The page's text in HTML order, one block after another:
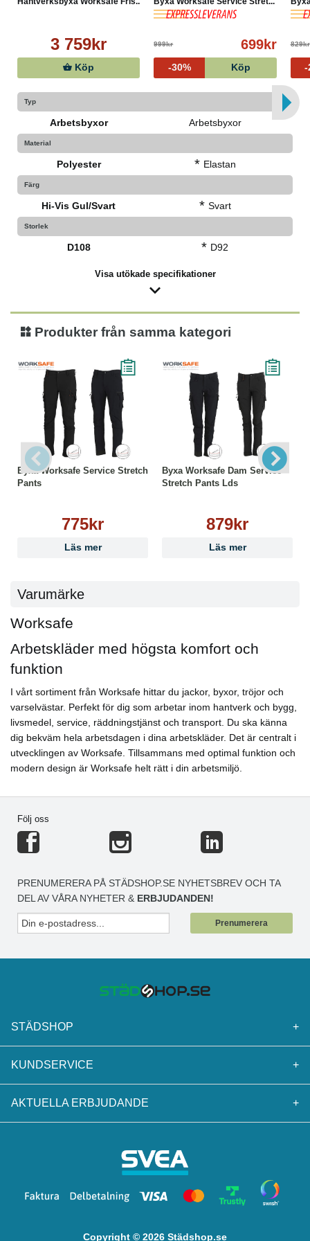
3 759kr
Köp
999kr 699kr
-30% Köp
829kr
-
Typ
Arbetsbyxor Arbetsbyxor
Material
Polyester * Elastan
Färg
Hi-Vis Gul/Svart * Svart
Storlek
D108 * D92
Visa utökade specifikationer
Produkter från samma kategori
Byxa Worksafe Service Stretch
Pants
775kr
Läs mer
Byxa Worksafe Dam Service
Stretch Pants Lds
879kr
Läs mer
Varumärke
Worksafe
Arbetskläder med högsta komfort och
funktion
I vårt sortiment från Worksafe hittar du jackor, byxor, tröjor och
varselvästar. Perfekt för dig som arbetar inom hantverk och bygg,
livsmedel, service, räddningstjänst och transport. Du ska känna
dig bekväm hela arbetsdagen i dina arbetskläder. Det är centralt i
utvecklingen av Worksafe. Tillsammans med optimal funktion och
modern design är Worksafe helt rätt i din arbetsmiljö.
Följ oss
PRENUMERERA PÅ STÄDSHOP.SE NYHETSBREV OCH TA
DEL AV VÅRA NYHETER & ERBJUDANDEN!
Prenumerera
STÄDSHOP +
KUNDSERVICE +
AKTUELLA ERBJUDANDE +
Copyright © 2026 Städshop.se